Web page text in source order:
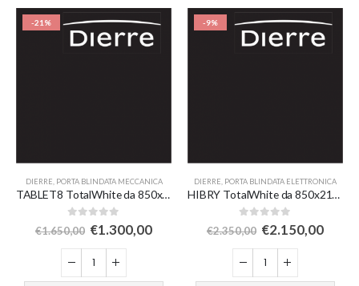
-21%
DIERRE PORTA BLINDATA MECCANICA
TABLET8 TotalWhite da 850x2100mm
Su 5
€1.650,00 €1.300,00
-9%
DIERRE PORTA BLINDATA ELETTRONICA
HIBRY TotalWhite da 850x2100mm
Su 5
€2.350,00 €2.150,00